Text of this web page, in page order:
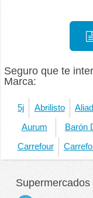
Seguro que te
Marca:
5j Abrilisto
Aurum Barón
Carrefour
Supermercados